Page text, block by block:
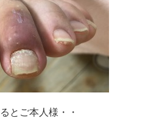
とご本人様・・